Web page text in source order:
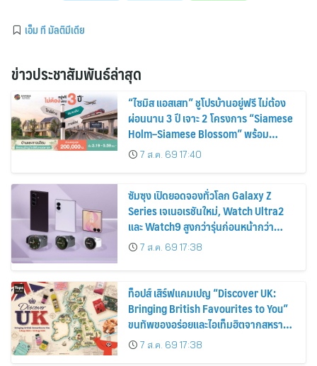
เอ็ม ที มัลติมีเดีย
ข่าวประชาสัมพันธ์ล่าสุด
“ไซมิส แอสเสท” ชูโปรบ้านอยู่ฟรี ไม่ต้อง
ผ่อนนาน 3 ปี เจาะ 2 โครงการ “Siamese
Holm–Siamese Blossom” พร้อม
ส่วนลดและสิทธิพิเศษถึง 31 สิงหาคม
2569
7 ส.ค. 69 17:40
ซัมซุง เปิดยอดจองทั่วโลก Galaxy Z
Series เจเนอเรชันใหม่, Watch Ultra2
และ Watch9 สูงกว่ารุ่นก่อนหน้ากว่า
30%7 ส.ค. 69 17:38
ท็อปส์ เสิร์ฟแคมเปญ “Discover UK:
Bringing British Favourites to You”
ขนทัพของอร่อยและไอเท็มฮิตจากสหราช
อาณาจักร ส่งตรงถึงมือตั้งแต่วันนี้ – 18
สิงหาคมนี้
7 ส.ค. 69 17:38